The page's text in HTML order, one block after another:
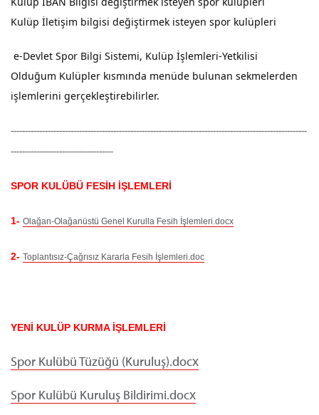
Kulüp İletişim bilgisi değiştirmek isteyen spor kulüpleri
e-Devlet Spor Bilgi Sistemi, Kulüp İşlemleri-Yetkilisi
Olduğum Kulüpler kısmında menüde bulunan sekmelerden
işlemlerini gerçekleştirebilirler.
--------------------------------------------------------------------------------------------------------
------------------------------------
SPOR KULÜBÜ FESİH İŞLEMLERİ
1- Olağan-Olağanüstü Genel Kurulla Fesih İşlemleri.docx
2- Toplantısız-Çağrısız Kararla Fesih İşlemleri.doc
YENİ KULÜP KURMA İŞLEMLERİ
Spor Kulübü Tüzüğü (Kuruluş).docx
Spor Kulübü Kuruluş Bildirimi.docx